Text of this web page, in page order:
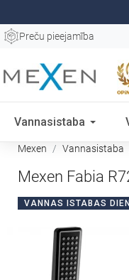
Preču pieejamība
Vannasistaba
Mexen Vannasistaba
Mexen Fabia
VANNAS ISTABAS